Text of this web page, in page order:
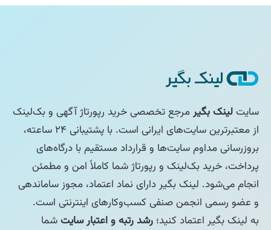
سایتلینک بگیرمرجع تخصصی خرید رپورتاژ آگهی و بک‌لینک
از معتبرترین سایت‌های ایرانی است. با پشتیبانی ۲۴ ساعته،
بروزرسانی مداوم سایت‌ها و قرارداد مستقیم با درگاه‌های
پرداخت، خرید بک‌لینک و رپورتاژ شما کاملاً امن و مطمئن
انجام می‌شود. لینک بگیر دارای نماد اعتماد، مجوز ساماندهی
و عضو رسمی انجمن صنفی کسب‌وکارهای اینترنتی است.
به لینک بگیر اعتماد کنید؛ رشد رتبه و اعتبار سایتشما